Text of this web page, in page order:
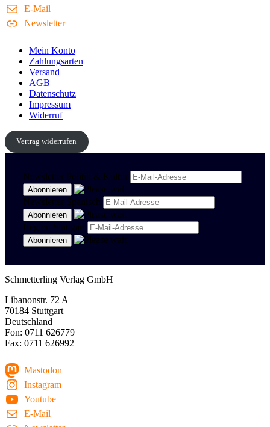
E-Mail
Newsletter
Mein Konto
Zahlungsarten
Versand
AGB
Datenschutz
Impressum
Widerruf
Vertrag widerrufen
Newsletter Politik & Kultur
Newsletter Spanisch
Region Stuttgart
Schmetterling Verlag GmbH
Libanonstr. 72 A
70184 Stuttgart
Deutschland
Fon: 0711 626779
Fax: 0711 626992
Mastodon
Instagram
Youtube
E-Mail